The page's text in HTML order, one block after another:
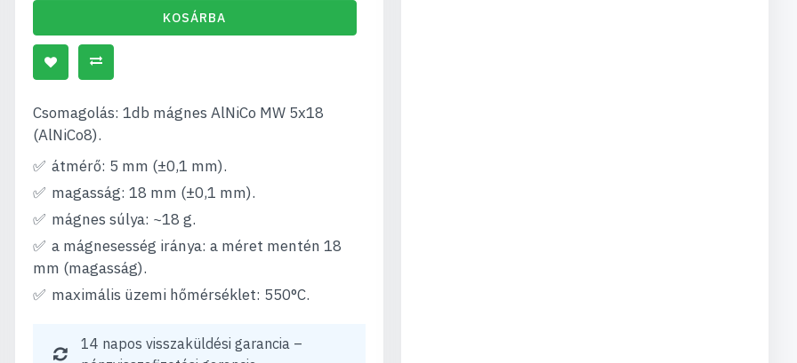
KOSÁRBA
Csomagolás: 1db mágnes AlNiCo MW 5x18
(AlNiCo8).
átmérő: 5 mm (±0,1 mm).
magasság: 18 mm (±0,1 mm).
mágnes súlya: ~18 g.
a mágnesesség iránya: a méret mentén 18
mm (magasság).
maximális üzemi hőmérséklet: 550°C.
14 napos visszaküldési garancia –